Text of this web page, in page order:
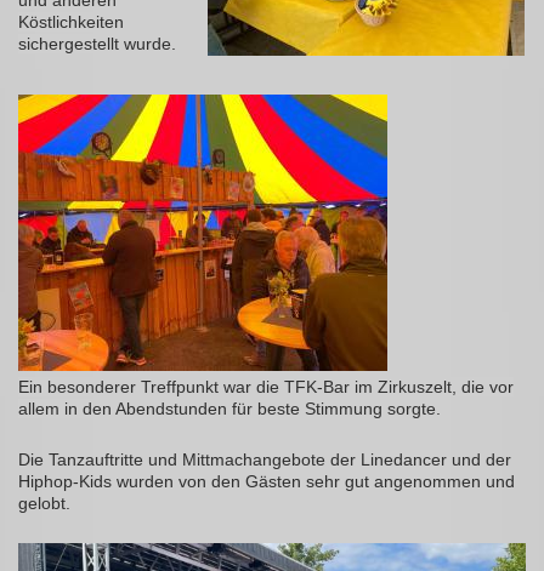
Köstlichkeiten
sichergestellt wurde.
Ein besonderer Treffpunkt war die TFK-Bar im Zirkuszelt, die vor
allem in den Abendstunden für beste Stimmung sorgte.
Die Tanzauftritte und Mittmachangebote der Linedancer und der
Hiphop-Kids wurden von den Gästen sehr gut angenommen und
gelobt.